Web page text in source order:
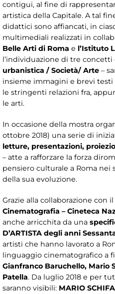
contigui, al fine di
artistica della Capitale. A tal
didattici sono affiancati, in
multimediali realizzati in
Belle Arti di Roma e l’Istituto
l’individuazione di tre concetti
urbanistica / Società/ Arte –
insieme immagini e brevi
le stringenti relazioni fra,
le arti.
In occasione della mostra
ottobre 2018) una serie di
letture, presentazioni,
– atte a rafforzare la forza
pensiero culturale a Roma nei
della sua evoluzione.
Grazie alla collaborazione con il
Cinematografia – Cineteca
anche arricchita da una
D’ARTISTA degli anni
artisti che hanno lavorato a
linguaggio cinematografico a
Gianfranco Baruchello, Mario
Patella. Da luglio 2018 e per
saranno visibili: MARIO